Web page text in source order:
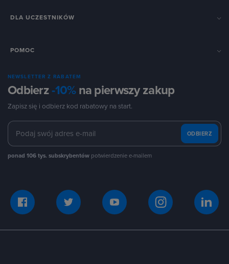
DLA UCZESTNIKÓW
POMOC
NEWSLETTER Z RABATEM
Odbierz-10%na pierwszy zakup
Zapisz się i odbierz kod rabatowy na start.
ODBIERZ
ponad 106 tys. subskrybentów potwierdzenie e-mailem